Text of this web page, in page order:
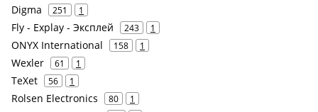
Digma 251 1
Fly - Explay - Эксплей 243 1
ONYX International 158 1
Wexler 61 1
TeXet 56 1
Rolsen Electronics 80 1